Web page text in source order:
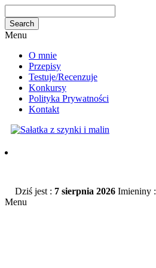
Menu
O mnie
Przepisy
Testuje/Recenzuje
Konkursy
Polityka Prywatności
Kontakt
Dziś jest : 7 sierpnia 2026 Imieniny :
Menu